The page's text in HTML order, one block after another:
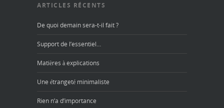
ARTICLES RÉCENTS
De quoi demain sera-t-il fait ?
Support de l’essentiel…
Matières à explications
Une étrangeté minimaliste
Rien n’a d’importance